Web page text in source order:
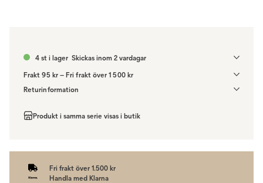
4 st i lager Skickas inom 2 vardagar
Frakt 95 kr – Fri frakt över 1 500 kr
Denna vara skickas till ett ombud. Du väljer själv i kassan vilket DHL
när din order finns att hämta. Beställs varan ihop med andra
produkter skickas hela ordern tillsammans med samma
Returinformation
enligtdistansavtalslagen.
Produkt i samma serie visas i butik
Fri frakt över 1.500 kr
Handla med Klarna